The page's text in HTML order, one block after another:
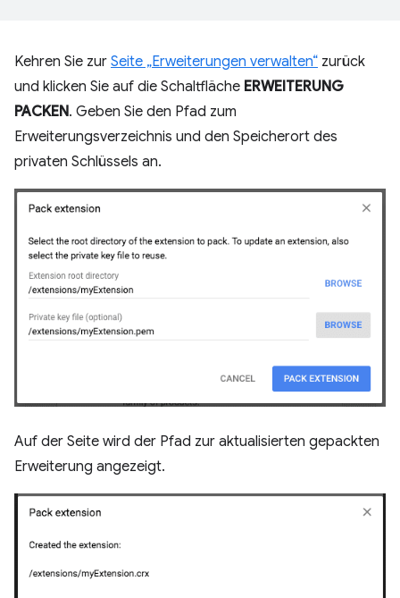
Kehren Sie zur Seite „Erweiterungen verwalten“ zurück
und klicken Sie auf die Schaltfläche ERWEITERUNG
PACKEN. Geben Sie den Pfad zum
Erweiterungsverzeichnis und den Speicherort des
privaten Schlüssels an.
Auf der Seite wird der Pfad zur aktualisierten gepackten
Erweiterung angezeigt.